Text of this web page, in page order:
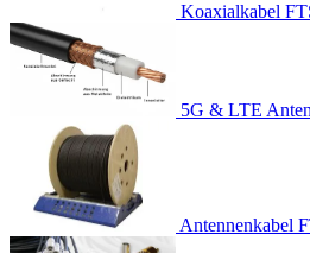
Koaxialkabel
5G & LTE
Antennenkabel